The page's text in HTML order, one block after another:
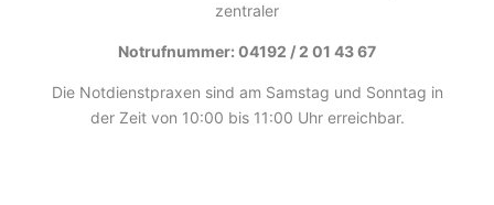
zentraler
Notrufnummer: 04192 / 2 01 43 67
Die Notdienstpraxen sind am Samstag und Sonntag in
der Zeit von 10:00 bis 11:00 Uhr erreichbar.